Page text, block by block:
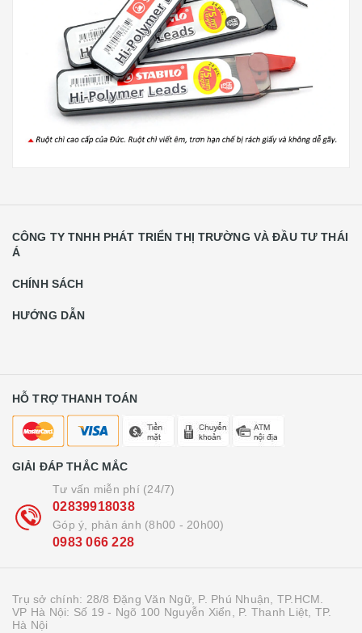
CÔNG TY TNHH PHÁT TRIỂN THỊ TRƯỜNG VÀ ĐẦU TƯ THÁI
Á
CHÍNH SÁCH
HƯỚNG DẪN
HỖ TRỢ THANH TOÁN
GIẢI ĐÁP THẮC MẮC
Tư vấn miễn phí (24/7)
02839918038
Góp ý, phản ánh (8h00 - 20h00)
0983 066 228
Trụ sở chính: 28/8 Đặng Văn Ngữ, P. Phú Nhuận, TP.HCM.
VP Hà Nội: Số 19 - Ngõ 100 Nguyễn Xiển, P. Thanh Liệt, TP.
Hà Nội